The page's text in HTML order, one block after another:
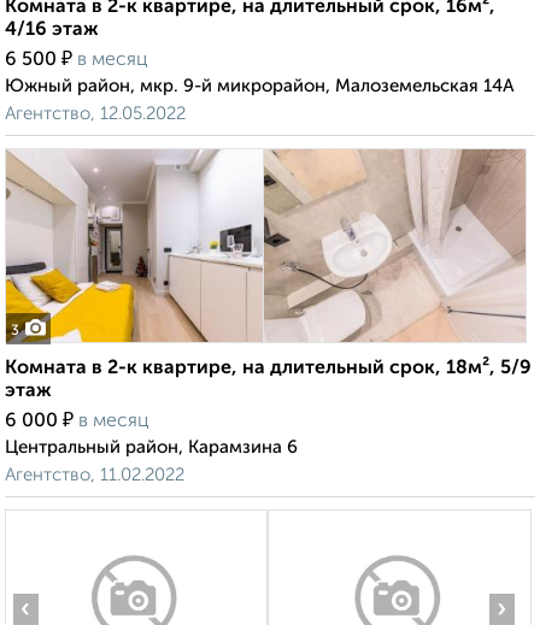
Комната в 2-к квартире, на длительный срок, 16м²,
4/16 этаж
6 500 ₽ в месяц
Южный район, мкр. 9-й микрорайон, Малоземельская 14А
Агентство, 12.05.2022
3
Комната в 2-к квартире, на длительный срок, 18м², 5/9
этаж
6 000 ₽ в месяц
Центральный район, Карамзина 6
Агентство, 11.02.2022
‹ ›